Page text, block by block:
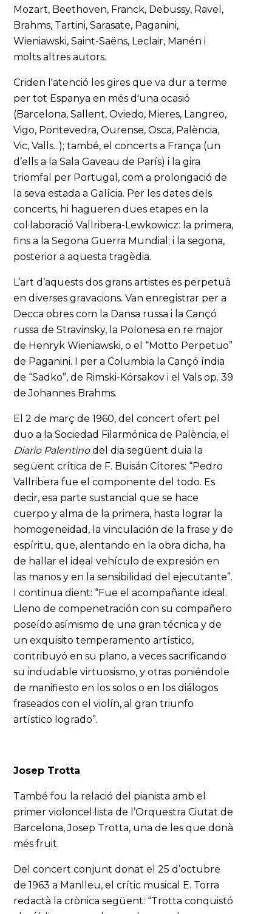
Mozart, Beethoven, Franck, Debussy, Ravel,
Brahms, Tartini, Sarasate, Paganini,
Wieniawski, Saint-Saëns, Leclair, Manén i
molts altres autors.
Criden l'atenció les gires que va dur a terme
per tot Espanya en més d'una ocasió
(Barcelona, Sallent, Oviedo, Mieres, Langreo,
Vigo, Pontevedra, Ourense, Osca, Palència,
Vic, Valls...); també, el concerts a França (un
d’ells a la Sala Gaveau de París) i la gira
triomfal per Portugal, com a prolongació de
la seva estada a Galícia. Per les dates dels
concerts, hi hagueren dues etapes en la
col·laboració Vallribera-Lewkowicz: la primera,
fins a la Segona Guerra Mundial; i la segona,
posterior a aquesta tragèdia.
L’art d’aquests dos grans artistes es perpetuà
en diverses gravacions. Van enregistrar per a
Decca obres com la Dansa russa i la Cançó
russa de Stravinsky, la Polonesa en re major
de Henryk Wieniawski, o el “Motto Perpetuo”
de Paganini. I per a Columbia la Cançó índia
de “Sadko”, de Rimski-Kórsakov i el Vals op. 39
de Johannes Brahms.
El 2 de març de 1960, del concert ofert pel
duo a la Sociedad Filarmónica de Palència, el
Diario Palentinodel dia següent duia la
següent crítica de F. Buisán Cítores: “Pedro
Vallribera fue el componente del todo. Es
decir, esa parte sustancial que se hace
cuerpo y alma de la primera, hasta lograr la
homogeneidad, la vinculación de la frase y de
espíritu, que, alentando en la obra dicha, ha
de hallar el ideal vehículo de expresión en
las manos y en la sensibilidad del ejecutante”.
I continua dient: “Fue el acompañante ideal.
Lleno de compenetración con su compañero
poseído asímismo de una gran técnica y de
un exquisito temperamento artístico,
contribuyó en su plano, a veces sacrificando
su indudable virtuosismo, y otras poniéndole
de manifiesto en los solos o en los diálogos
fraseados con el violín, al gran triunfo
artístico logrado”.
Josep Trotta
També fou la relació del pianista amb el
primer violoncel·lista de l’Orquestra Ciutat de
Barcelona, Josep Trotta, una de les que donà
més fruit.
Del concert conjunt donat el 25 d’octubre
de 1963 a Manlleu, el crític musical E. Torra
redactà la crònica següent: “Trotta conquistó